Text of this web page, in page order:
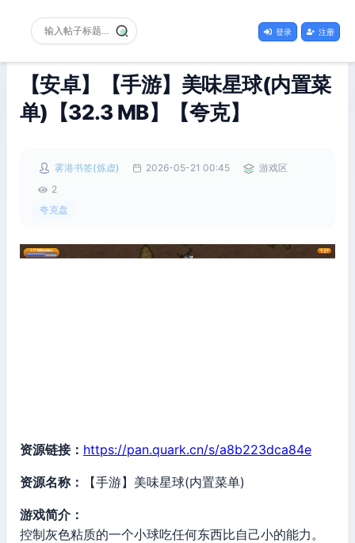
登录 注册
【安卓】【手游】美味星球(内置菜
单)【32.3 MB】【夸克】
雾港书签(炼虚) 2026-05-21 00:45
游戏区
2
夸克盘
资源链接： https://pan.quark.cn/s/a8b223dca84e
资源名称： 【手游】美味星球(内置菜单)
游戏简介：
控制灰色粘质的一个小球吃任何东西比自己小的能力。